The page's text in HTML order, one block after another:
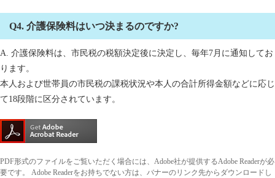
Q4. 介護保険料はいつ決まるのですか?
A. 介護保険料は、市民税の税額決定後に決定し、毎年7月に通知してお
ります。
本人および世帯員の市民税の課税状況や本人の合計所得金額などに応じ
て18段階に区分されています。
PDF形式のファイルをご覧いただく場合には、Adobe社が提供するAdobe Readerが必
要です。
Adobe Readerをお持ちでない方は、バナーのリンク先からダウンロードし